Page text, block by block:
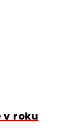
v roku